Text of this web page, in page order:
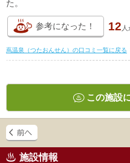
た。
参考になった！ 12 人
蔦温泉（つたおんせん）の口コミ一覧に戻る
この施設
施設情報